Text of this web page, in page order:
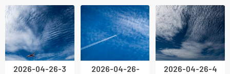
2026-04-26-3
2026-04-26-
2026-04-26-4